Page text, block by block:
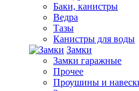
Баки, канистры
Ведра
Тазы
Канистры для воды
Замки
Замки гаражные
Прочее
Проушины и